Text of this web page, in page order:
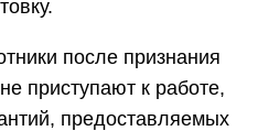
после признания
приступают к работе,
предоставляемых